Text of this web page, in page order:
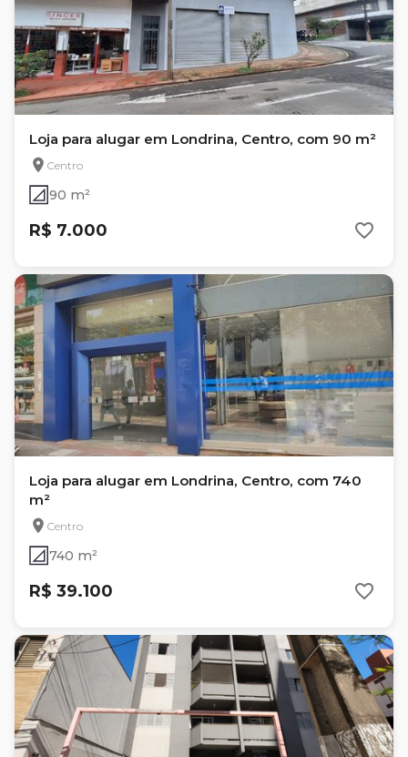
Loja para alugar em Londrina, Centro, com 90 m²
Centro
90 m²
R$ 7.000
Loja para alugar em Londrina, Centro, com 740
m²
Centro
740 m²
R$ 39.100